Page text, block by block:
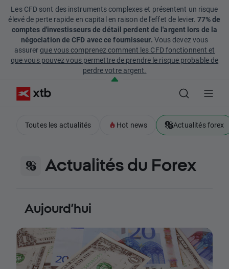
Les CFD sont des instruments complexes et présentent un risque
élevé de perte rapide en capital en raison de l'effet de levier. 77% de
comptes d'investisseurs de détail perdent de l'argent lors de la
négociation de CFD avec ce fournisseur. Vous devez vous
assurerque vous comprenez comment les CFD fonctionnent et
que vous pouvez vous permettre de prendre le risque probable de
perdre votre argent.
Toutes les actualités Hot news Actualités forex
Actualités du Forex
Aujourd’hui